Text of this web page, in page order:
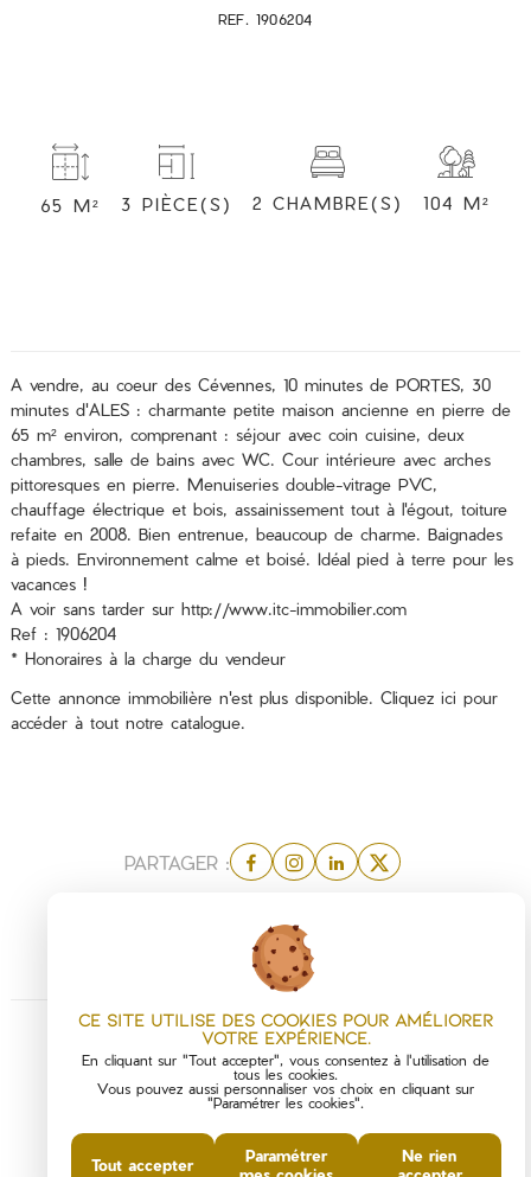
REF. 1906204
65 M² 3 PIÈCE(S) 2 CHAMBRE(S) 104 M²
A vendre, au coeur des Cévennes, 10 minutes de PORTES, 30
minutes d'ALES : charmante petite maison ancienne en pierre de
65 m² environ, comprenant : séjour avec coin cuisine, deux
chambres, salle de bains avec WC. Cour intérieure avec arches
pittoresques en pierre. Menuiseries double-vitrage PVC,
chauffage électrique et bois, assainissement tout à l'égout, toiture
refaite en 2008. Bien entrenue, beaucoup de charme. Baignades
à pieds. Environnement calme et boisé. Idéal pied à terre pour les
vacances !
A voir sans tarder sur http://www.itc-immobilier.com
Ref : 1906204
* Honoraires à la charge du vendeur
Cette annonce immobilière n'est plus disponible. Cliquez ici pour
accéder à tout notre catalogue.
PARTAGER :
Ce site utilise des cookies pour améliorer
votre expérience.
En cliquant sur "Tout accepter", vous consentez à l'utilisation de
tous les cookies.
Vous pouvez aussi personnaliser vos choix en cliquant sur
"Paramétrer les cookies".
Tout accepter
Paramétrer
Ne rien